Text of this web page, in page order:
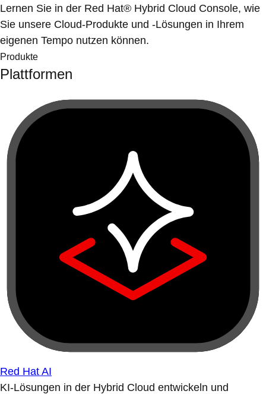
Lernen Sie in der Red Hat® Hybrid Cloud Console, wie
Sie unsere Cloud-Produkte und -Lösungen in Ihrem
eigenen Tempo nutzen können.
Produkte
Plattformen
Red Hat AI
KI-Lösungen in der Hybrid Cloud entwickeln und